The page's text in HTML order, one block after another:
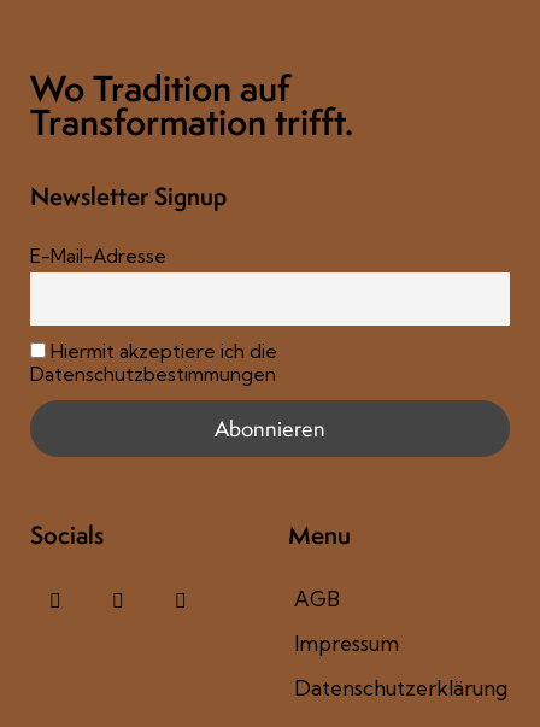
Wo Tradition auf
Transformation trifft.
Newsletter Signup
E-Mail-Adresse
Hiermit akzeptiere ich die
Datenschutzbestimmungen
Socials Menu
AGB
Impressum
Datenschutzerklärung